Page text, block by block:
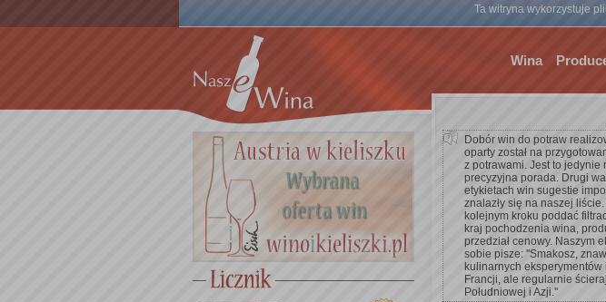
Ta witryna wykorzystuje
Wina
Dobór win do potraw
oparty został na
z potrawami. Jest to
precyzyjna porada. Drugi
etykietach win sugestie
znalazły się na naszej
kolejnym kroku poddać
kraj pochodzenia wina,
przedział cenowy. Naszym
sobie pisze: ''Smakosz,
kulinarnych eksperymentów
Francji, ale regularnie
Południowej i Azji.''